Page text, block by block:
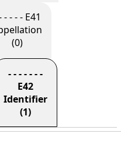
(0)
- - - - - - -
E42
Identifier
(1)